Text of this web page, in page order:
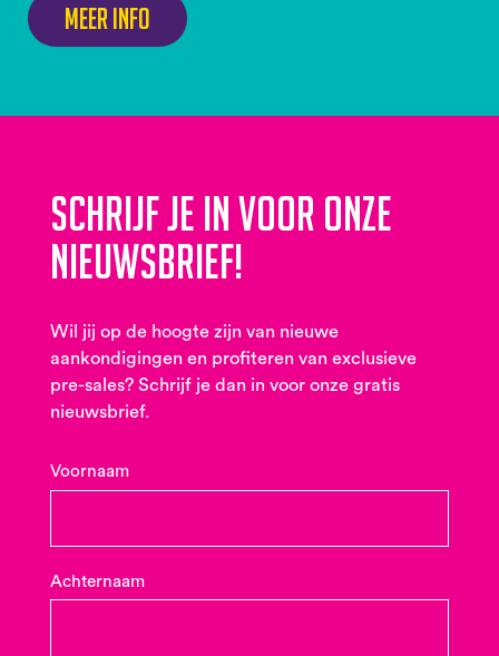
Meer info
Schrijf je in voor onze
nieuwsbrief!
Wil jij op de hoogte zijn van nieuwe
aankondigingen en profiteren van exclusieve
pre-sales? Schrijf je dan in voor onze gratis
nieuwsbrief.
Voornaam
Achternaam